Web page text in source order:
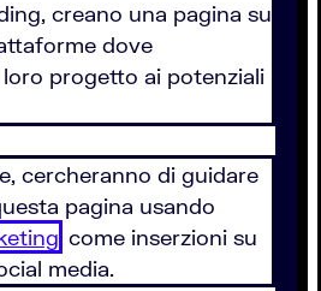
creano una pagina su
dove
progetto ai potenziali
cercheranno di guidare
pagina usando
come inserzioni su
media.